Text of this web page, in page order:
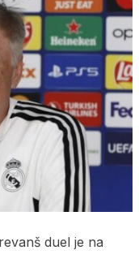
duel je na